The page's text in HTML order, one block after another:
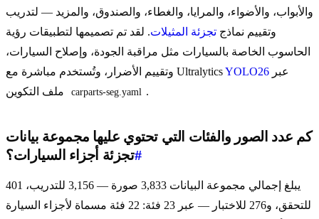
والأبواب، والأضواء، والمرايا، والغطاء، والصندوق، والمزيد — لتدريب
وتقييم نماذج تجزئة المثيلات. لقد تم تصميمها لتطبيقات رؤية
الحاسوب الخاصة بالسيارات مثل مراقبة الجودة، وإصلاح السيارات،
وتقييم الأضرار، وتُستخدم مباشرة مع UltralyticsYOLO26
carparts-seg.yaml .
كم عدد الصور والفئات التي تحتوي عليها مجموعة بيانات
تجزئة أجزاء السيارات؟#
يبلغ إجمالي مجموعة البيانات 3,833 صورة — 3,156 للتدريب، 401
للتحقق، و276 للاختبار — عبر 23 فئة: 22 فئة مسماة لأجزاء السيارة